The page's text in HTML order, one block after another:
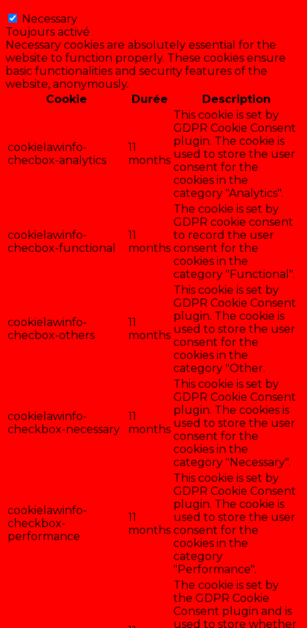
Necessary
Toujours activé
Necessary cookies are absolutely essential for the
website to function properly. These cookies ensure
basic functionalities and security features of the
website, anonymously.
Cookie
Durée Description
cookielawinfo-
checbox-analytics
11
months
This cookie is set by
GDPR Cookie Consent
plugin. The cookie is
used to store the user
consent for the
cookies in the
category "Analytics".
cookielawinfo-
checbox-functional
11
months
The cookie is set by
GDPR cookie consent
to record the user
consent for the
cookies in the
category "Functional".
cookielawinfo-
checbox-others
11
months
This cookie is set by
GDPR Cookie Consent
plugin. The cookie is
used to store the user
consent for the
cookies in the
category "Other.
cookielawinfo-
checkbox-necessary
11
months
This cookie is set by
GDPR Cookie Consent
plugin. The cookies is
used to store the user
consent for the
cookies in the
category "Necessary".
cookielawinfo-
checkbox-
performance
11
months
This cookie is set by
GDPR Cookie Consent
plugin. The cookie is
used to store the user
consent for the
cookies in the
category
"Performance".
The cookie is set by
the GDPR Cookie
Consent plugin and is
used to store whether